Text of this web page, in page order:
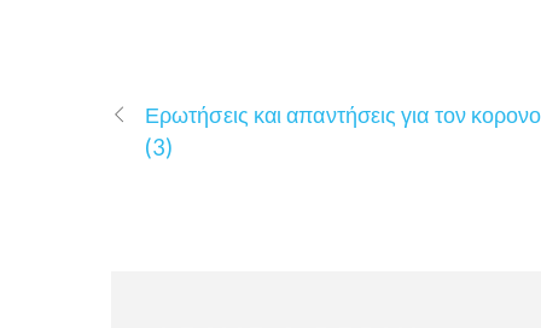
Ερωτήσεις και απαντήσεις για τον
(3)